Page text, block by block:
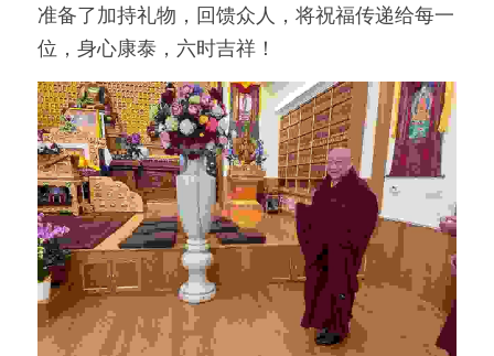
准备了加持礼物，回馈众人，将祝福传递给每一
位，身心康泰，六时吉祥！